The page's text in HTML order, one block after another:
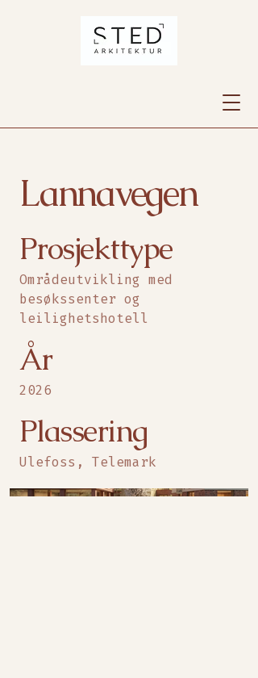
Lannavegen
Prosjekttype
Områdeutvikling med
besøkssenter og
leilighetshotell
År
2026
Plassering
Ulefoss, Telemark